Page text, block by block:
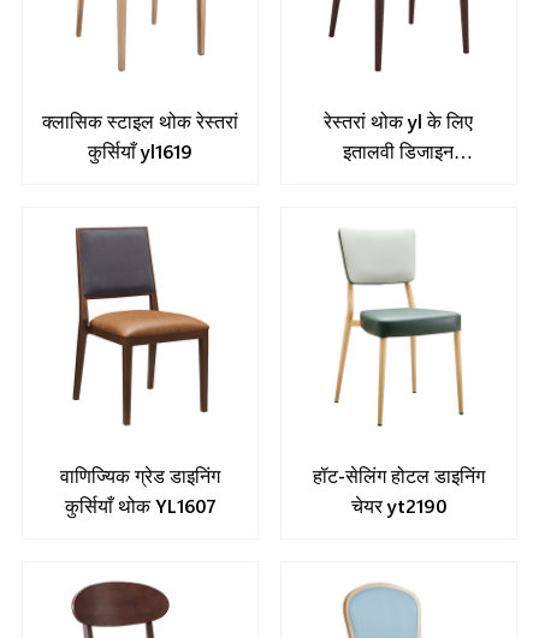
क्लासिक स्टाइल थोक रेस्तरां
कुर्सियाँ yl1619
रेस्तरां थोक yl के लिए
इतालवी डिजाइन
वाणिज्यिक ग्रेड डाइनिंग
कुर्सियाँ थोक YL1607
हॉट-सेलिंग होटल डाइनिंग
चेयर yt2190